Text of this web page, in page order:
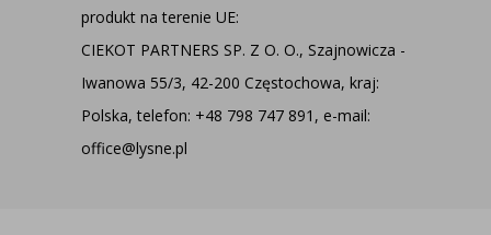
produkt na terenie UE:
CIEKOT PARTNERS SP. Z O. O., Szajnowicza -
Iwanowa 55/3, 42-200 Częstochowa, kraj:
Polska, telefon: +48 798 747 891, e-mail:
office@lysne.pl